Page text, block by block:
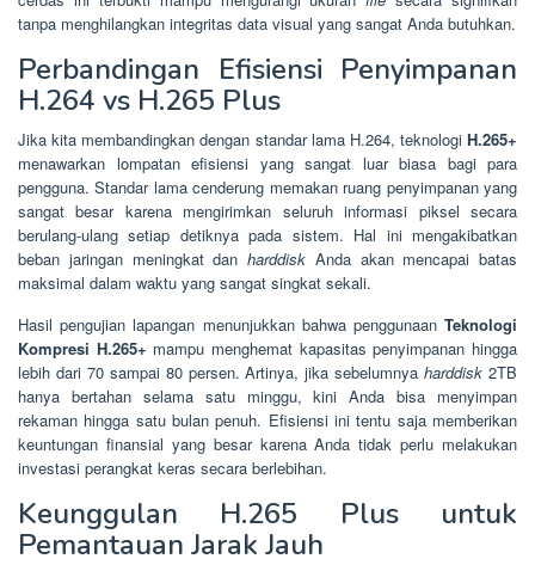
tanpa menghilangkan integritas data visual yang sangat Anda butuhkan.
Perbandingan Efisiensi Penyimpanan
H.264 vs H.265 Plus
Jika kita membandingkan dengan standar lama H.264, teknologi H.265+
menawarkan lompatan efisiensi yang sangat luar biasa bagi para
pengguna. Standar lama cenderung memakan ruang penyimpanan yang
sangat besar karena mengirimkan seluruh informasi piksel secara
berulang-ulang setiap detiknya pada sistem. Hal ini mengakibatkan
beban jaringan meningkat dan harddisk Anda akan mencapai batas
maksimal dalam waktu yang sangat singkat sekali.
Hasil pengujian lapangan menunjukkan bahwa penggunaan Teknologi
Kompresi H.265+ mampu menghemat kapasitas penyimpanan hingga
lebih dari 70 sampai 80 persen. Artinya, jika sebelumnyaharddisk 2TB
hanya bertahan selama satu minggu, kini Anda bisa menyimpan
rekaman hingga satu bulan penuh. Efisiensi ini tentu saja memberikan
keuntungan finansial yang besar karena Anda tidak perlu melakukan
investasi perangkat keras secara berlebihan.
Keunggulan H.265 Plus untuk
Pemantauan Jarak Jauh